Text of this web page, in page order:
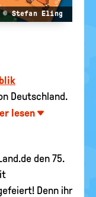
© Stefan Eling
Deutschland.
lesen
den 75.
Denn ihr